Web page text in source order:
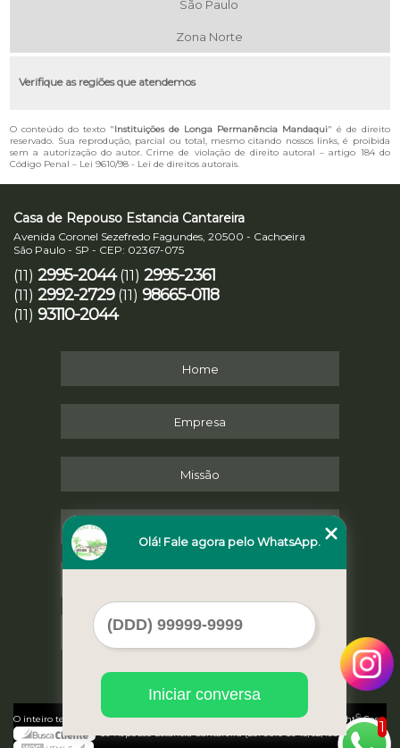
São Paulo
Zona Norte
Verifique as regiões que atendemos
O conteúdo do texto "Instituições de Longa Permanência Mandaqui" é de direito
reservado. Sua reprodução, parcial ou total, mesmo citando nossos links, é proibida
sem a autorização do autor. Crime de violação de direito autoral – artigo 184 do
Código Penal – Lei 9610/98 - Lei de direitos autorais.
Casa de Repouso Estancia Cantareira
Avenida Coronel Sezefredo Fagundes, 20500 - Cachoeira
São Paulo - SP - CEP: 02367-075
(11) 2995-2044 (11) 2995-2361
(11) 2992-2729 (11) 98665-0118
(11) 93110-2044
Home
Empresa
Missão
Mapa do site
O inteiro teor deste site está sujeito à proteção de direitos autorais. Copyright©Casa
de Repouso Estancia Cantareira (Lei 9610 de 19/02/1998)
1
Olá! Fale agora pelo WhatsApp.
Iniciar conversa